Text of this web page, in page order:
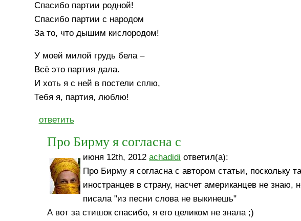
Спасибо партии родной!
Спасибо партии с народом
За то, что дышим кислородом!
У моей милой грудь бела –
Всё это партия дала.
И хоть я с ней в постели сплю,
Тебя я, партия, люблю!
ответить
Про Бирму я согласна с
июня 12th, 2012achadidi ответил(а):
Про Бирму я согласна с автором статьи,
иностранцев в страну, насчет американцев не знаю,
писала "из песни слова не выкинешь"
А вот за стишок спасибо, я его целиком не знала ;)